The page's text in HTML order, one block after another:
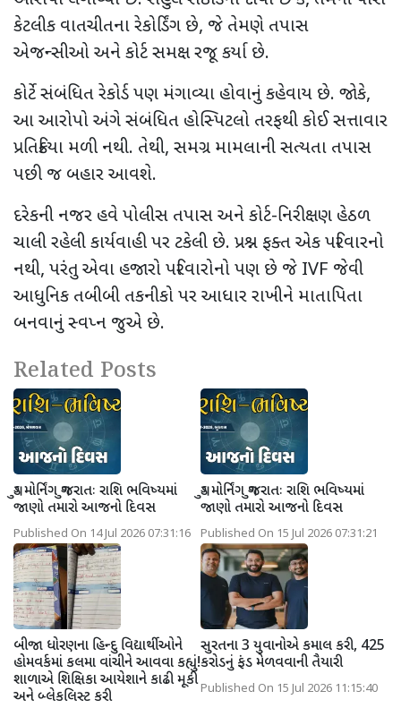
કેટલીક વાતચીતના રેકોર્ડિંગ છે, જે તેમણે તપાસ
એજન્સીઓ અને કોર્ટ સમક્ષ રજૂ કર્યા છે.
કોર્ટે સંબંધિત રેકોર્ડ પણ મંગાવ્યા હોવાનું કહેવાય છે. જોકે,
આ આરોપો અંગે સંબંધિત હોસ્પિટલો તરફથી કોઈ સત્તાવાર
પ્રતિક્રિયા મળી નથી. તેથી, સમગ્ર મામલાની સત્યતા તપાસ
પછી જ બહાર આવશે.
દરેકની નજર હવે પોલીસ તપાસ અને કોર્ટ-નિરીક્ષણ હેઠળ
ચાલી રહેલી કાર્યવાહી પર ટકેલી છે. પ્રશ્ન ફક્ત એક પરિવારનો
નથી, પરંતુ એવા હજારો પરિવારોનો પણ છે જે IVF જેવી
આધુનિક તબીબી તકનીકો પર આધાર રાખીને માતાપિતા
બનવાનું સ્વપ્ન જુએ છે.
Related Posts
ગુડ મોર્નિંગ ગુજરાતઃ રાશિ ભવિષ્યમાં
જાણો તમારો આજનો દિવસ
Published On 14 Jul 2026 07:31:16
ગુડ મોર્નિંગ ગુજરાતઃ રાશિ ભવિષ્યમાં
જાણો તમારો આજનો દિવસ
Published On 15 Jul 2026 07:31:21
બીજા ધોરણના હિન્દુ વિદ્યાર્થીઓને
હોમવર્કમાં કલમા વાંચીને આવવા કહ્યું!
શાળાએ શિક્ષિકા આયેશાને કાઢી મૂકી
અને બ્લેકલિસ્ટ કરી
સુરતના 3 યુવાનોએ કમાલ કરી, 425
કરોડનું ફંડ મેળવવાની તૈયારી
Published On 15 Jul 2026 11:15:40